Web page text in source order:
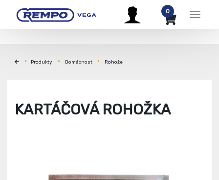
Menu
0
Produkty Domácnost Rohože
KARTÁČOVÁ ROHOŽKA